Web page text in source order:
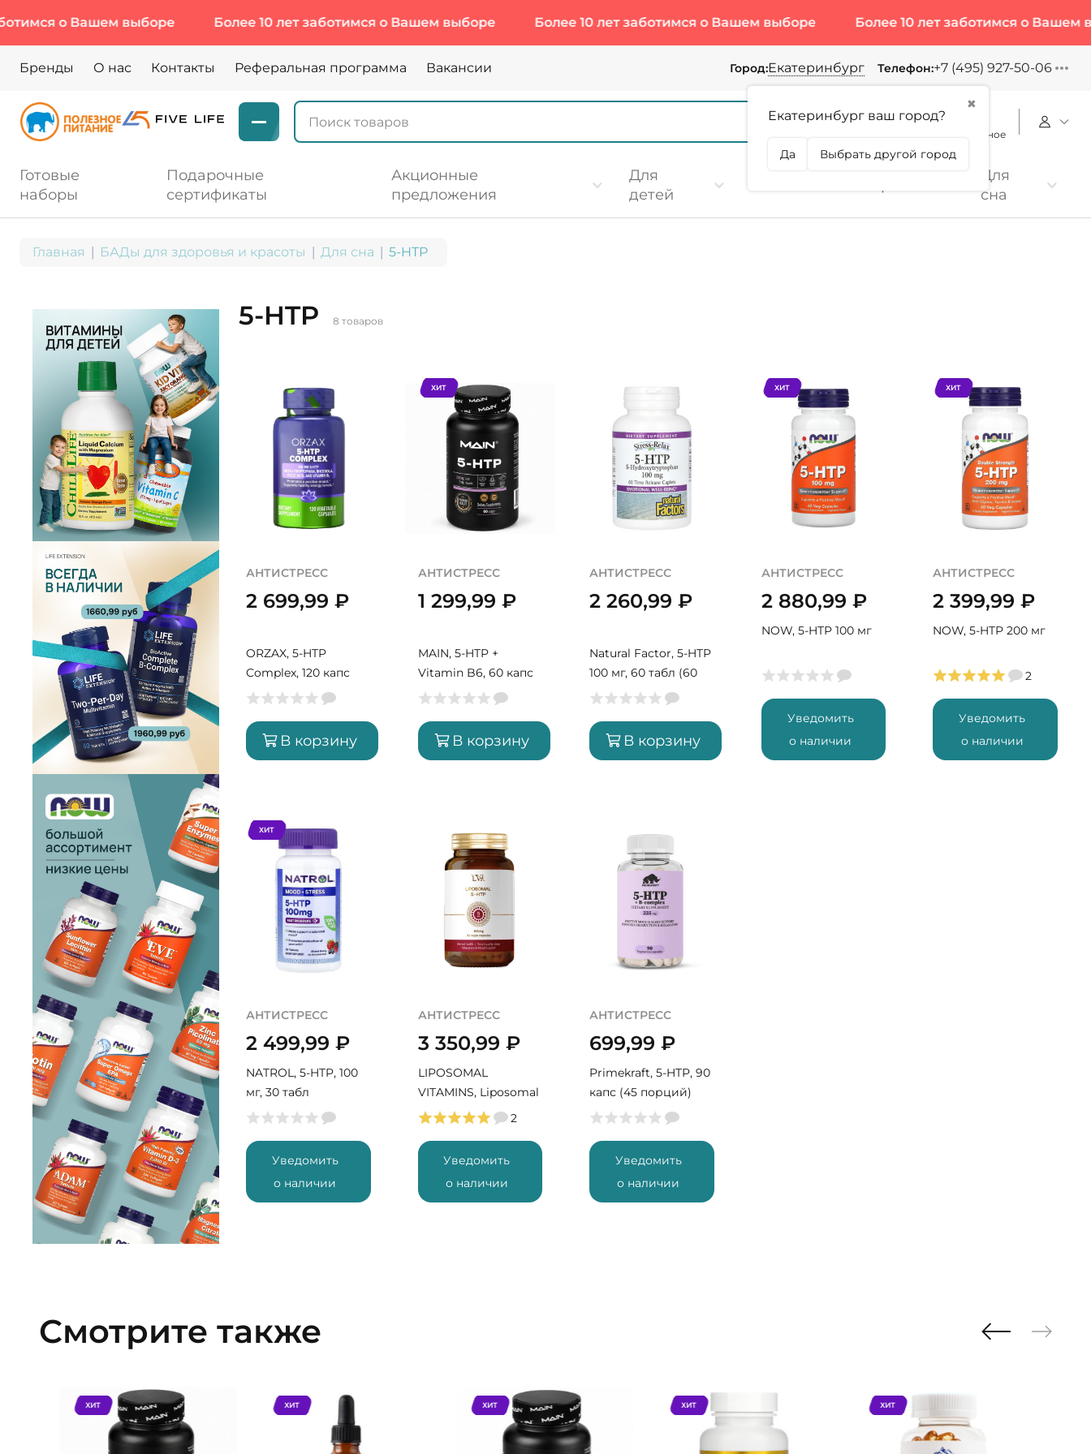
о Вашем выборе Более 10 лет заботимся о Вашем выборе Более 10 лет заботимся о Вашем выборе Более 10 лет заботимся о Вашем выборе
Бренды О нас Контакты Реферальная программа Вакансии Город:Екатеринбург
✖
Екатеринбург ваш город?
Да Выбрать другой город
Телефон:+7 (495) 927-50-06
Избранное
Готовые
наборы
Подарочные
сертификаты
Акционные
предложения
Для
детей
Для
сна
Главная БАДы для здоровья и красоты Для сна 5-HTP
5-HTP 8 товаров
АНТИСТРЕСС
2 699,99 ₽
ORZAX, 5-HTP
Complex, 120 капс
(60 порций)
В корзину
ХИТ
АНТИСТРЕСС
1 299,99 ₽
MAIN, 5-HTP +
Vitamin B6, 60 капс
(30 порций)
В корзину
АНТИСТРЕСС
2 260,99₽
Natural Factor, 5-HTP
100 мг, 60 табл (60
порций)
В корзину
ХИТ
АНТИСТРЕСС
2 880,99 ₽
NOW, 5-HTP 100 мг
Уведомить
о наличии
ХИТ
АНТИСТРЕСС
2 399,99₽
NOW, 5-HTP 200 мг
2
Уведомить
о наличии
ХИТ
АНТИСТРЕСС
2 499,99 ₽
NATROL, 5-HTP, 100
мг, 30 табл
Уведомить
о наличии
АНТИСТРЕСС
3 350,99 ₽
LIPOSOMAL
VITAMINS, Liposomal
5-HTP, 90 капс (90
2
Уведомить
о наличии
АНТИСТРЕСС
699,99₽
Primekraft, 5-HTP, 90
капс (45 порций)
Уведомить
о наличии
Смотрите также
ХИТ ХИТ ХИТ ХИТ ХИТ